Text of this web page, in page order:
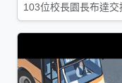
103位校長園長布達